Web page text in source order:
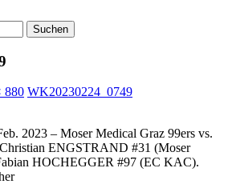
880 WK20230224_0749
2023 – Moser Medical Graz 99ers vs.
ENGSTRAND #31 (Moser
HOCHEGGER #97 (EC KAC).